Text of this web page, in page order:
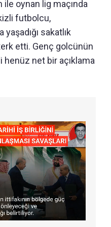
oynan lig maçında
futbolcu,
sakatlık
etti. Genç golcünün
henüz net bir açıklama